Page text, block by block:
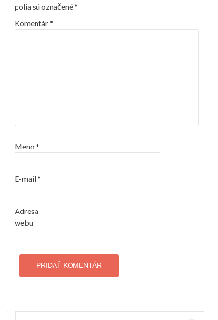
polia sú označené*
Komentár*
Meno *
E-mail*
Adresa
webu